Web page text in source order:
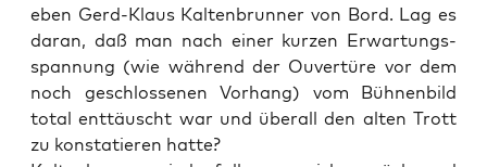
eben Gerd-Klaus Kal­ten­brun­ner von Bord. Lag es
dar­an, daß man nach einer kur­zen Erwar­tungs­
span­nung (wie wäh­rend der Ouver­tü­re vor dem
noch geschlos­se­nen Vor­hang) vom Büh­nen­bild
total ent­täuscht war und über­all den alten Trott
zu kon­sta­tie­ren hatte?